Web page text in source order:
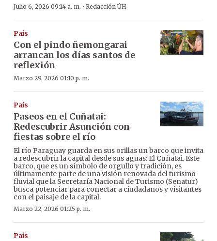
Julio 6, 2026 09:14 a. m. · Redacción ÚH
País
Con el pindo ñemongarai
arrancan los días santos de
reflexión
Marzo 29, 2026 01:10 p. m.
País
Paseos en el Cuñatai:
Redescubrir Asunción con
fiestas sobre el río
El río Paraguay guarda en sus orillas un barco que invita
a redescubrir la capital desde sus aguas: El Cuñatai. Este
barco, que es un símbolo de orgullo y tradición, es
últimamente parte de una visión renovada del turismo
fluvial que la Secretaría Nacional de Turismo (Senatur)
busca potenciar para conectar a ciudadanos y visitantes
con el paisaje de la capital.
Marzo 22, 2026 01:25 p. m.
País